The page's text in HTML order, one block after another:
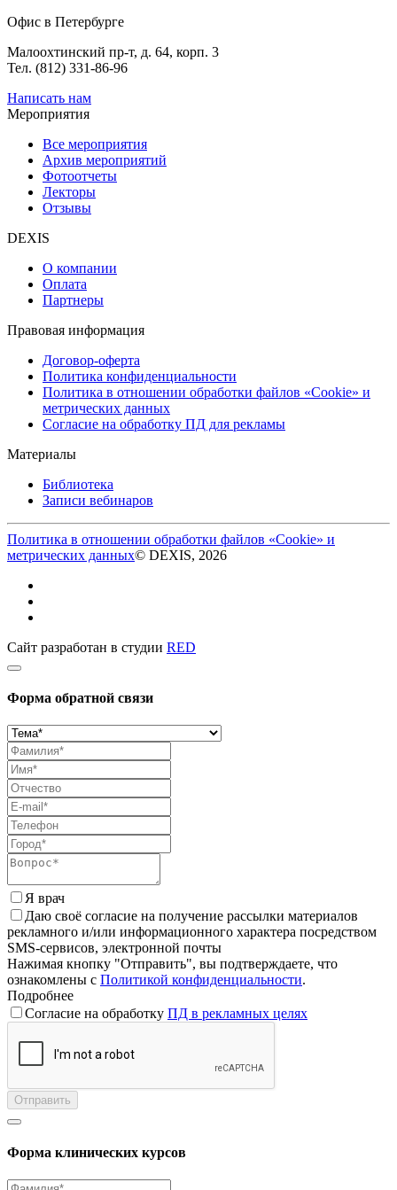
Офис в Петербурге
Малоохтинский пр-т, д. 64, корп. 3
Тел. (812) 331-86-96
Написать нам
Мероприятия
Все мероприятия
Архив мероприятий
Фотоотчеты
Лекторы
Отзывы
DEXIS
О компании
Оплата
Партнеры
Правовая информация
Договор-оферта
Политика конфиденциальности
Политика в отношении обработки файлов «Cookie» и
метрических данных
Согласие на обработку ПД для рекламы
Материалы
Библиотека
Записи вебинаров
Политика в отношении обработки файлов «Cookie» и
метрических данных© DEXIS, 2026
Сайт разработан в студии RED
Форма обратной связи
Я врач
Даю своё согласие на получение рассылки материалов
рекламного и/или информационного характера посредством
SMS-сервисов, электронной почты
Нажимая кнопку "Отправить", вы подтверждаете, что
ознакомлены с Политикой конфиденциальности.
Подробнее
Согласие на обработку ПД в рекламных целях
Отправить
Форма клинических курсов